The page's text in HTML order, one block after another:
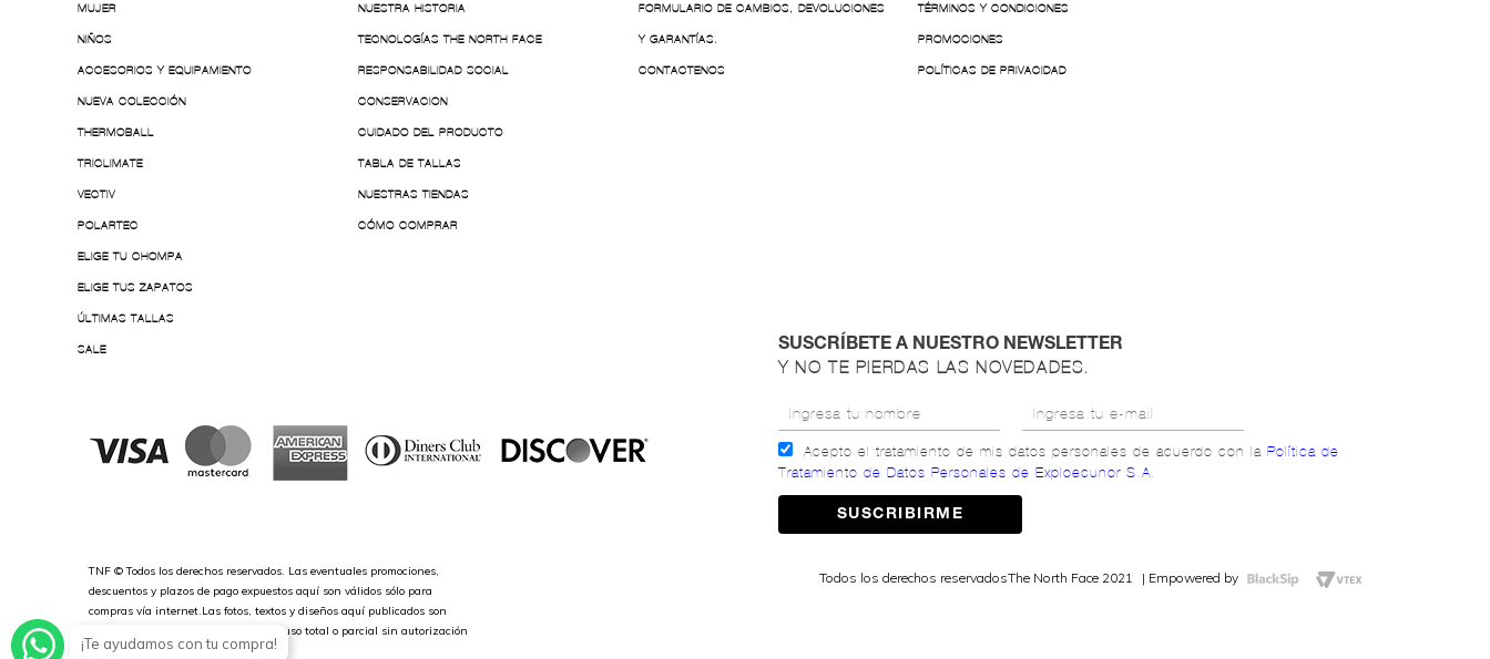
¡Te ayudamos con tu compra!
MUJER
NIÑOS
ACCESORIOS Y EQUIPAMIENTO
NUEVA COLECCIÓN
THERMOBALL
TRICLIMATE
VECTIV
POLARTEC
ELIGE TU CHOMPA
ELIGE TUS ZAPATOS
ÚLTIMAS TALLAS
SALE
NUESTRA HISTORIA
TECNOLOGÍAS THE NORTH FACE
RESPONSABILIDAD SOCIAL
CONSERVACION
CUIDADO DEL PRODUCTO
TABLA DE TALLAS
NUESTRAS TIENDAS
CÓMO COMPRAR
FORMULARIO DE CAMBIOS, DEVOLUCIONES
Y GARANTÍAS.
CONTACTENOS
TÉRMINOS Y CONDICIONES
PROMOCIONES
POLÍTICAS DE PRIVACIDAD
TNF © Todos los derechos reservados. Las eventuales promociones,
descuentos y plazos de pago expuestos aquí son válidos sólo para
compras vía internet.Las fotos, textos y diseños aquí publicados son
propiedad de la marca. Se prohíbe el uso total o parcial sin autorización
previa.
SUSCRÍBETE A NUESTRO NEWSLETTER
Y NO TE PIERDAS LAS NOVEDADES.
Acepto el tratamiento de mis datos personales de acuerdo con la Política de
Tratamiento de Datos Personales de Exploecunor S.A.
Todos los derechos reservadosThe North Face 2021 Empowered by